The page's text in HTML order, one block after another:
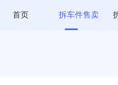
首页 拆车件售卖